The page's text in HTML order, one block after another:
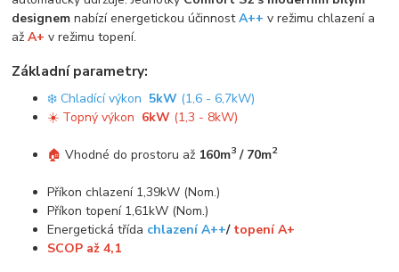
designem nabízí energetickou účinnostA++ v režimu chlazení a
ažA+ v režimu topení.
Základní parametry:
❄️ Chladící výkon 5kW (1,6 - 6,7kW)
☀️ Topný výkon 6kW (1,3 - 8kW)
🏠Vhodné do prostoru až 160m3 / 70m2
Příkon chlazení 1,39kW (Nom.)
Příkon topení 1,61kW (Nom.)
Energetická třída chlazení A++/ topení A+
SCOP až 4,1